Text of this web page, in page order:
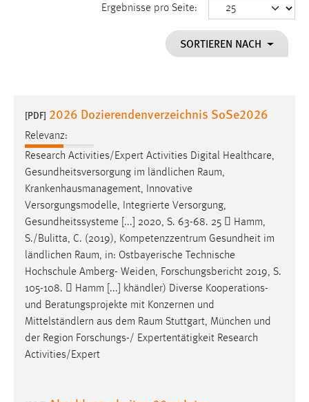
Ergebnisse pro Seite:
SORTIEREN NACH
[PDF] 2026 Dozierendenverzeichnis SoSe2026
Relevanz:
Research Activities/Expert Activities Digital Healthcare,
Gesundheitsversorgung im ländlichen Raum,
Krankenhausmanagement, Innovative
Versorgungsmodelle, Integrierte Versorgung,
Gesundheitssysteme [...] 2020, S. 63-68. 25  Hamm,
S./Bulitta, C. (2019), Kompetenzzentrum Gesundheit im
ländlichen Raum, in: Ostbayerische Technische
Hochschule Amberg- Weiden, Forschungsbericht 2019, S.
105-108.  Hamm [...] khändler) Diverse Kooperations-
und Beratungsprojekte mit Konzernen und
Mittelständlern aus dem Raum Stuttgart, München und
der Region Forschungs-/ Expertentätigkeit Research
Activities/Expert
Dieser Cookie speichert die ausgewählten Einverständnis-
Performance
Name:
staticfilecache
Zweck:
Für performante Seitenauslieferung wird in diesem Cookie
gespeichert, ob man eingeloggt ist.
Sprachpräferenz
Name:
site-language-preference
Zweck:
Das Cookie speichert die gewählte Sprache der Website.
Cookie Laufzeit: